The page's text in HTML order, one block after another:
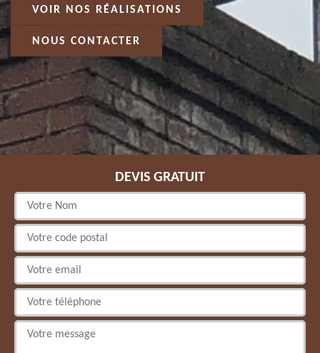
VOIR NOS RÉALISATIONS
NOUS CONTACTER
DEVIS GRATUIT